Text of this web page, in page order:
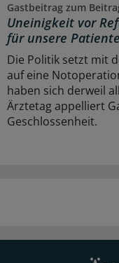
Gastbeitrag zum
Uneinigkeit vor
für unsere
Die Politik setzt mit
auf eine
haben sich derweil
Ärztetag appelliert
Geschlossenheit.